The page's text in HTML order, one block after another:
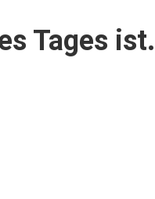
Tages ist.